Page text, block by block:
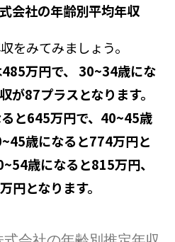
会社の年齢別平均年収
をみてみましょう。
万円で、 30~34歳にな
が87プラスとなります。
と645万円で、40~45歳
歳になると774万円と
歳になると815万円、
となります。